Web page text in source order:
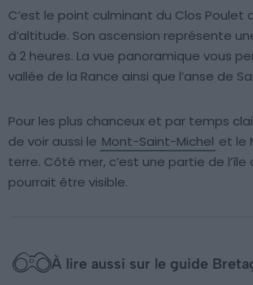
C’est le point culminant du Clos Poulet
d’altitude. Son ascension représente
à 2 heures. La vue panoramique vous
vallée de la Rance ainsi que l’anse de
Pour les plus chanceux et par temps
de voir aussi le Mont-Saint-Michel et le
terre. Côté mer, c’est une partie de
pourrait être visible.
À lire aussi sur le guide